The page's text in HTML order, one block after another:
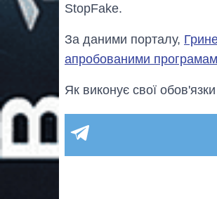
StopFake.
За даними порталу,
апробованими
Як виконує свої